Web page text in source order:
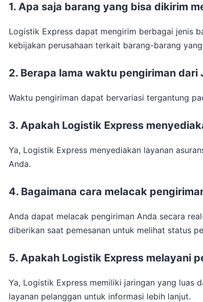
1. Apa saja barang yang bisa dikirim
Logistik Express dapat mengirim berbagai jenis
kebijakan perusahaan terkait barang-barang
2. Berapa lama waktu pengiriman dari
Waktu pengiriman dapat bervariasi tergantung
3. Apakah Logistik Express
Ya, Logistik Express menyediakan layanan
Anda.
4. Bagaimana cara melacak
Anda dapat melacak pengiriman Anda secara
diberikan saat pemesanan untuk melihat status
5. Apakah Logistik Express melayani
Ya, Logistik Express memiliki jaringan yang luas
layanan pelanggan untuk informasi lebih lanjut.